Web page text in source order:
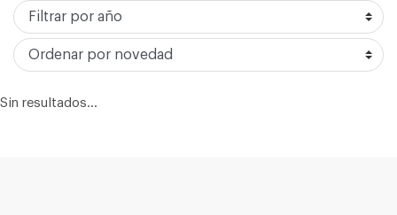
Sin resultados...